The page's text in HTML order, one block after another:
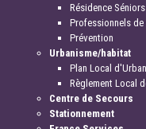
Résidence
Professionnels de
Prévention
Urbanisme/habitat
Plan Local
Règlement Local
Centre de Secours
Stationnement